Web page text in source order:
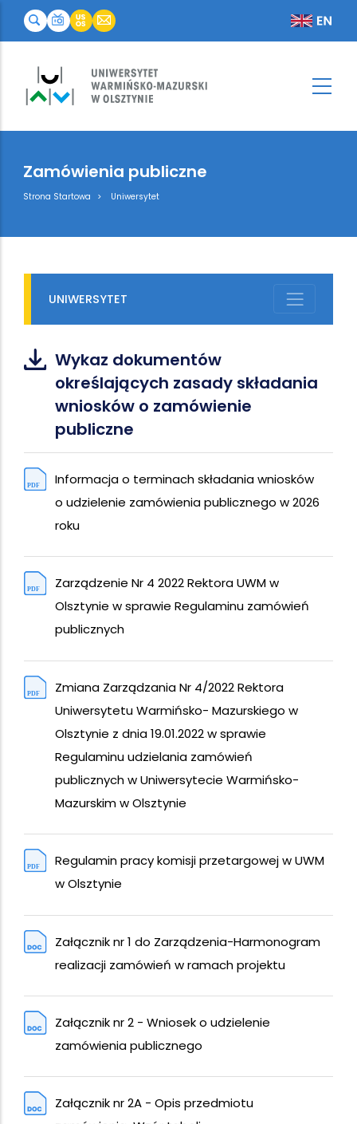
Zamówienia publiczne
Breadcrumb
Strona Startowa Uniwersytet
UNIWERSYTET
Wykaz dokumentów
określających zasady składania
wniosków o zamówienie
publiczne
Informacja o terminach składania wniosków
o udzielenie zamówienia publicznego w 2026
roku
Zarządzenie Nr 4 2022 Rektora UWM w
Olsztynie w sprawie Regulaminu zamówień
publicznych
Zmiana Zarządzania Nr 4/2022 Rektora
Uniwersytetu Warmińsko- Mazurskiego w
Olsztynie z dnia 19.01.2022 w sprawie
Regulaminu udzielania zamówień
publicznych w Uniwersytecie Warmińsko-
Mazurskim w Olsztynie
Regulamin pracy komisji przetargowej w UWM
w Olsztynie
Załącznik nr 1 do Zarządzenia-Harmonogram
realizacji zamówień w ramach projektu
Załącznik nr 2 - Wniosek o udzielenie
zamówienia publicznego
Załącznik nr 2A - Opis przedmiotu